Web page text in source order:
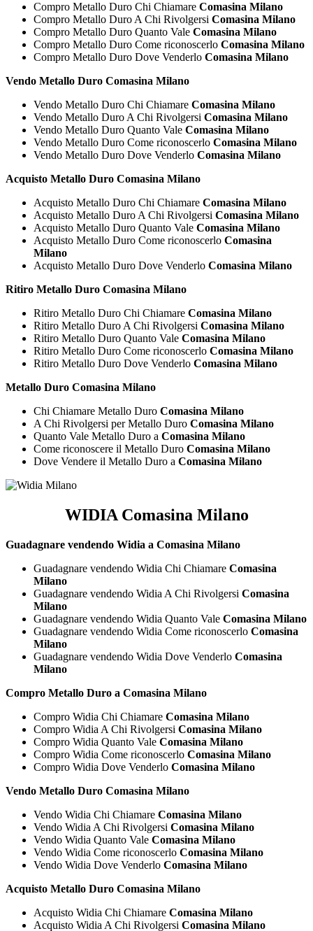
Compro Metallo Duro Chi Chiamare Comasina Milano
Compro Metallo Duro A Chi Rivolgersi Comasina Milano
Compro Metallo Duro Quanto Vale Comasina Milano
Compro Metallo Duro Come riconoscerlo Comasina Milano
Compro Metallo Duro Dove Venderlo Comasina Milano
Vendo Metallo Duro Comasina Milano
Vendo Metallo Duro Chi Chiamare Comasina Milano
Vendo Metallo Duro A Chi Rivolgersi Comasina Milano
Vendo Metallo Duro Quanto Vale Comasina Milano
Vendo Metallo Duro Come riconoscerlo Comasina Milano
Vendo Metallo Duro Dove Venderlo Comasina Milano
Acquisto Metallo Duro Comasina Milano
Acquisto Metallo Duro Chi Chiamare Comasina Milano
Acquisto Metallo Duro A Chi Rivolgersi Comasina Milano
Acquisto Metallo Duro Quanto Vale Comasina Milano
Acquisto Metallo Duro Come riconoscerlo Comasina
Milano
Acquisto Metallo Duro Dove Venderlo Comasina Milano
Ritiro Metallo Duro Comasina Milano
Ritiro Metallo Duro Chi Chiamare Comasina Milano
Ritiro Metallo Duro A Chi Rivolgersi Comasina Milano
Ritiro Metallo Duro Quanto Vale Comasina Milano
Ritiro Metallo Duro Come riconoscerlo Comasina Milano
Ritiro Metallo Duro Dove Venderlo Comasina Milano
Metallo Duro Comasina Milano
Chi Chiamare Metallo Duro Comasina Milano
A Chi Rivolgersi per Metallo Duro Comasina Milano
Quanto Vale Metallo Duro a Comasina Milano
Come riconoscere il Metallo Duro Comasina Milano
Dove Vendere il Metallo Duro a Comasina Milano
WIDIA Comasina Milano
Guadagnare vendendo Widia a Comasina Milano
Guadagnare vendendo Widia Chi Chiamare Comasina
Milano
Guadagnare vendendo Widia A Chi Rivolgersi Comasina
Milano
Guadagnare vendendo Widia Quanto Vale Comasina Milano
Guadagnare vendendo Widia Come riconoscerlo Comasina
Milano
Guadagnare vendendo Widia Dove Venderlo Comasina
Milano
Compro Metallo Duro a Comasina Milano
Compro Widia Chi Chiamare Comasina Milano
Compro Widia A Chi Rivolgersi Comasina Milano
Compro Widia Quanto Vale Comasina Milano
Compro Widia Come riconoscerlo Comasina Milano
Compro Widia Dove Venderlo Comasina Milano
Vendo Metallo Duro Comasina Milano
Vendo Widia Chi Chiamare Comasina Milano
Vendo Widia A Chi Rivolgersi Comasina Milano
Vendo Widia Quanto Vale Comasina Milano
Vendo Widia Come riconoscerlo Comasina Milano
Vendo Widia Dove Venderlo Comasina Milano
Acquisto Metallo Duro Comasina Milano
Acquisto Widia Chi Chiamare Comasina Milano
Acquisto Widia A Chi Rivolgersi Comasina Milano